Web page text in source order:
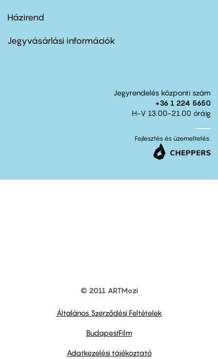
Footer
second
Házirend
Jegyvásárlási információk
Jegyrendelés központi szám
+36 1 224 5650
H-V 13.00-21.00 óráig
Fejlesztés és üzemeltetés:
© 2011 ARTMozi
Általános Szerződési Feltételek
BudapestFilm
Adatkezelési tájékoztató